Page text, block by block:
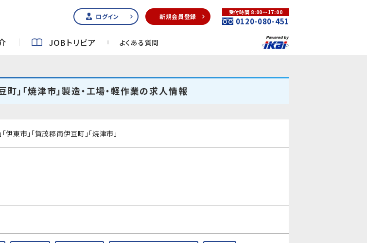
ログイン 新規会員登録
受付時間 8:00～17:00
0120-080-451
JOBトリビア よくある質問
町」「焼津市」製造・工場・軽作業の求人情報
伊東市」「賀茂郡南伊豆町」「焼津市」